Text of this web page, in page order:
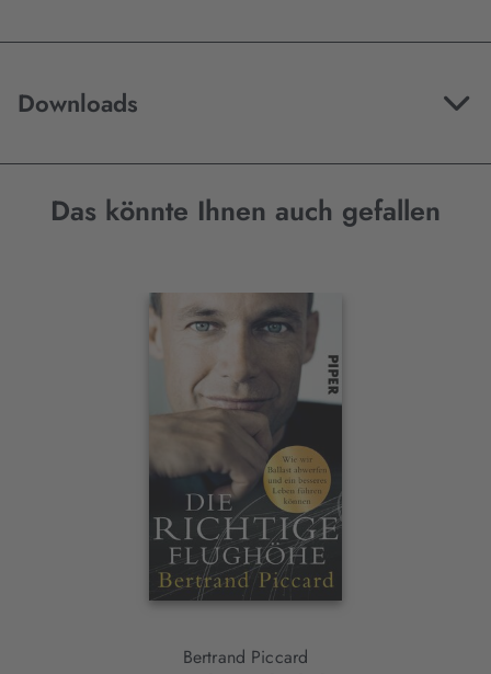
Downloads
Das könnte Ihnen auch gefallen
Interaktives
Bertrand Piccard